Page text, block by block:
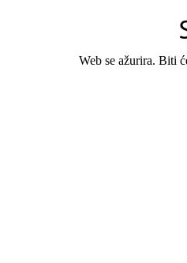
Web se ažurira. Biti